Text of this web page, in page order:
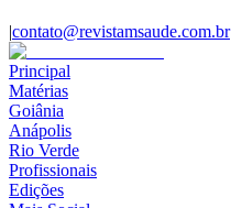
|contato@revistamsaude.com.br
Principal
Matérias
Goiânia
Anápolis
Rio Verde
Profissionais
Edições